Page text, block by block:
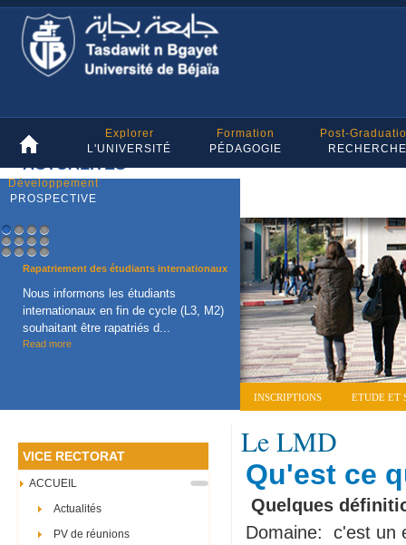
Explorer
L'UNIVERSITÉ
Formation
PÉDAGOGIE
Post-
RECHERCHE
Développement
PROSPECTIVE
ACTUALITES
1 2 3
4
5
6 7
8
1011 12
Rapatriement des étudiants internationaux
Nous informons les étudiants
internationaux en fin de cycle (L3, M2)
souhaitant être rapatriés d...
Read more
INSCRIPTIONS ETUDE ET
Le LMD
Qu'est ce
Quelques
Domaine: c'est un
VICE RECTORAT
ACCUEIL
Actualités
PV de réunions